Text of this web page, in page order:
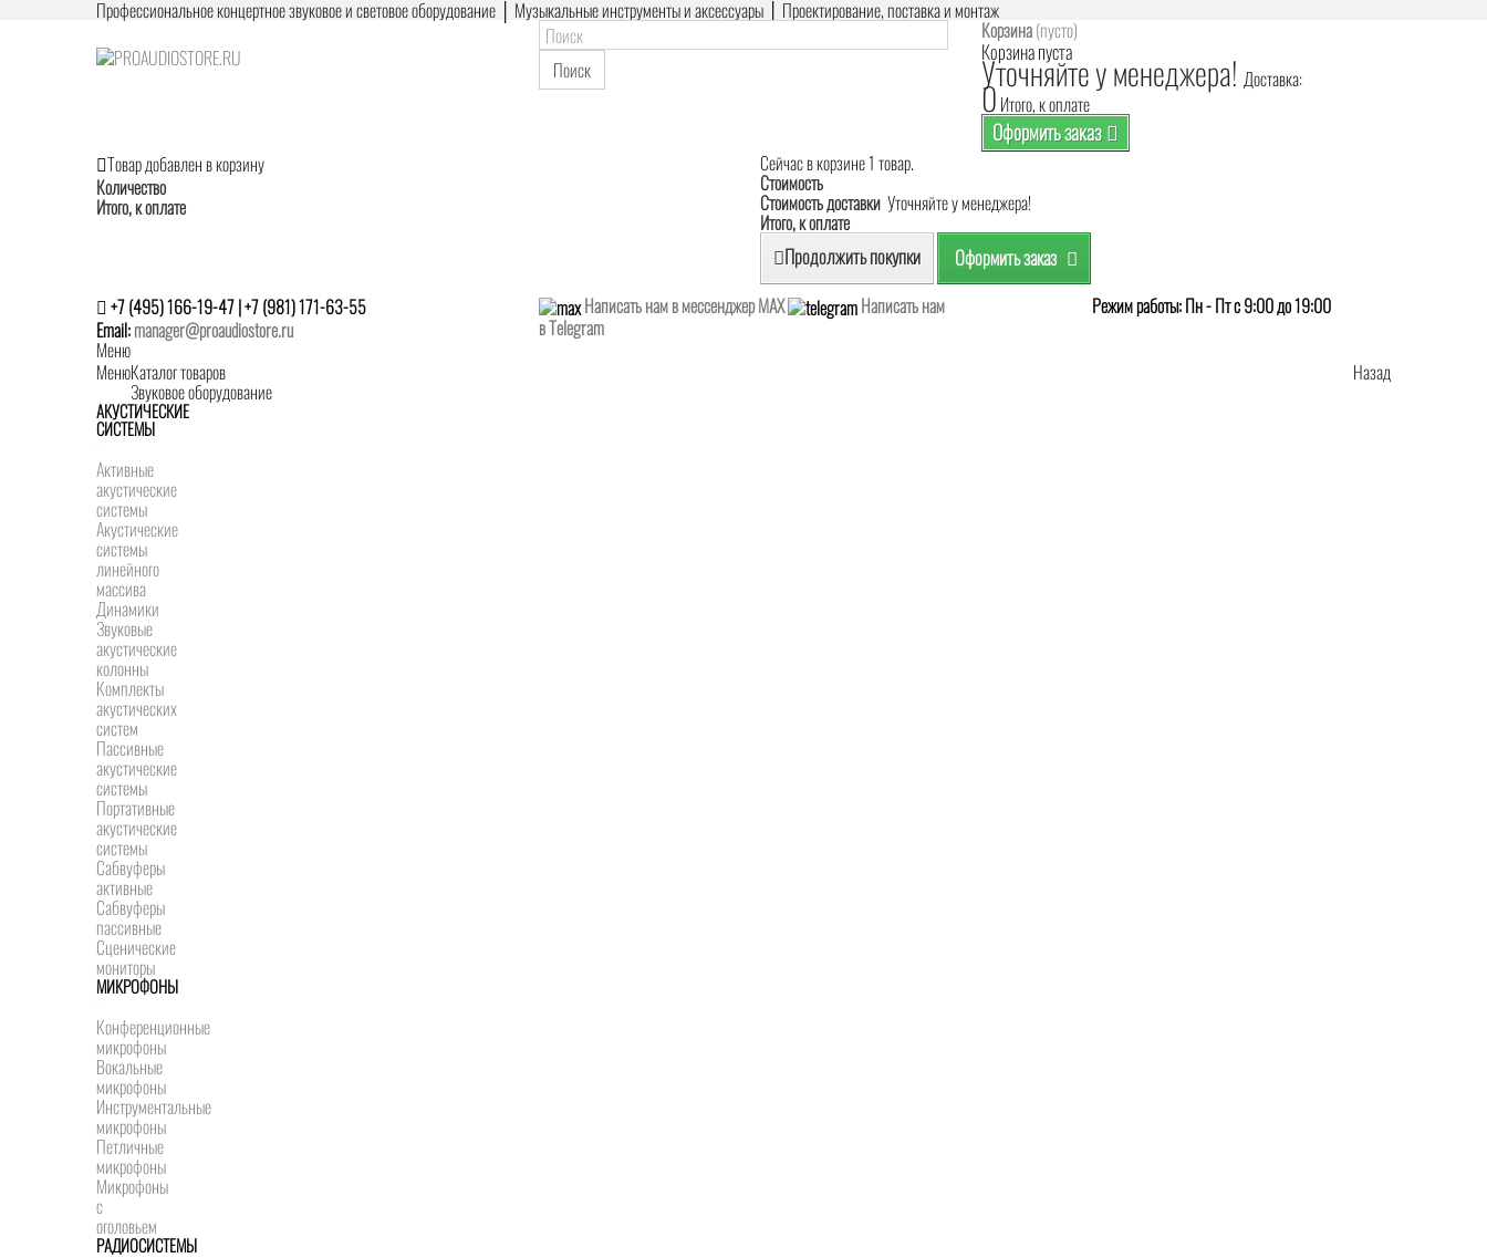
Профессиональное концертное звуковое и световое оборудование │ Музыкальные инструменты и аксессуары │ Проектирование, поставка и монтаж
Поиск
Корзина(пусто)
Корзина пуста
Уточняйте у менеджера! Доставка:
0 Итого, к оплате
Оформить заказ
Товар добавлен в корзину
Количество
Итого, к оплате
Сейчас в корзине 1 товар.
Стоимость
Стоимость доставки Уточняйте у менеджера!
Итого, к оплате
Продолжить покупки Оформить заказ
+7 (495) 166-19-47 | +7 (981) 171-63-55
Email:manager@proaudiostore.ru
Написать нам в мессенджер MAX
Написать нам
в Telegram
Режим работы: Пн - Пт с 9:00 до 19:00
Меню
Меню
Назад
Каталог товаров
Звуковое оборудование
АКУСТИЧЕСКИЕ
СИСТЕМЫ
Активные
акустические
системы
Акустические
системы
линейного
массива
Динамики
Звуковые
акустические
колонны
Комплекты
акустических
систем
Пассивные
акустические
системы
Портативные
акустические
системы
Сабвуферы
активные
Сабвуферы
пассивные
Сценические
мониторы
МИКРОФОНЫ
Конференционные
микрофоны
Вокальные
микрофоны
Инструментальные
микрофоны
Петличные
микрофоны
Микрофоны
с
оголовьем
РАДИОСИСТЕМЫ